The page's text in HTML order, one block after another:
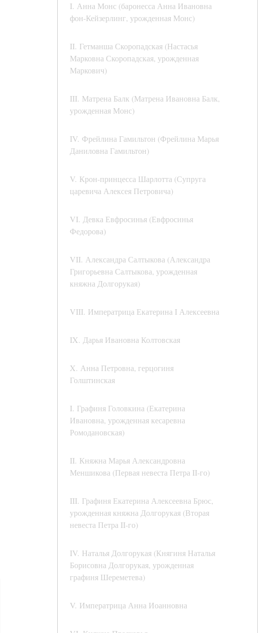
I. Анна Монс (баронесса Анна Ивановна
фон-Кейзерлинг, урожденная Монс)
II. Гетманша Скоропадская (Настасья
Марковна Скоропадская, урожденная
Маркович)
III. Матрена Балк (Матрена Ивановна Балк,
урожденная Монс)
IV. Фрейлина Гамильтон (Фрейлина Марья
Даниловна Гамильтон)
V. Крон-принцесса Шарлотта (Супруга
царевича Алексея Петровича)
VI. Девка Евфросинья (Евфросинья
Федорова)
VII. Александра Салтыкова (Александра
Григорьевна Салтыкова, урожденная
княжна Долгорукая)
VIII. Императрица Екатерина I Алексеевна
IX. Дарья Ивановна Колтовская
X. Анна Петровна, герцогиня
Голштинская
I. Графиня Головкина (Екатерина
Ивановна, урожденная кесаревна
Ромодановская)
II. Княжна Марья Александровна
Меншикова (Первая невеста Петра II-го)
III. Графиня Екатерина Алексеевна Брюс,
урожденная княжна Долгорукая (Вторая
невеста Петра II-го)
IV. Наталья Долгорукая (Княгиня Наталья
Борисовна Долгорукая, урожденная
графиня Шереметева)
V. Императрица Анна Иоанновна